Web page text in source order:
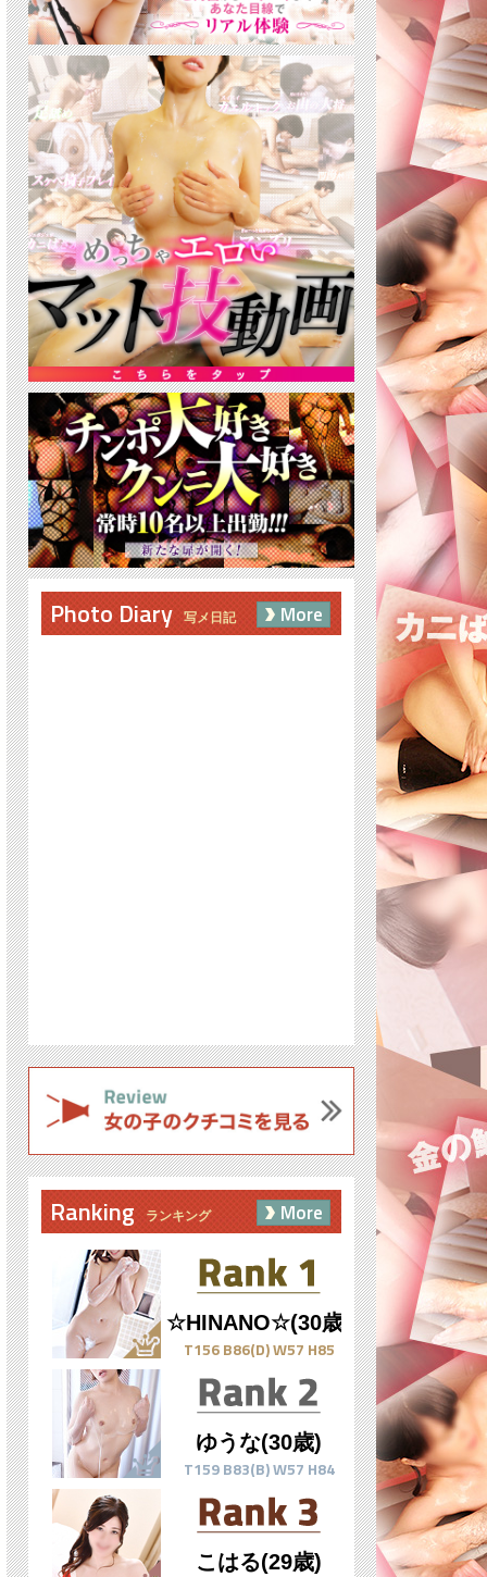
Photo Diary 写メ日記 More
Ranking ランキング More
☆HINANO☆(30歳)
T156 B86(D) W57 H85
ゆうな(30歳)
T159 B83(B) W57 H84
こはる(29歳)